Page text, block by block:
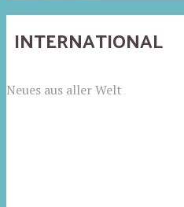
INTERNATIONAL
Neues aus aller Welt